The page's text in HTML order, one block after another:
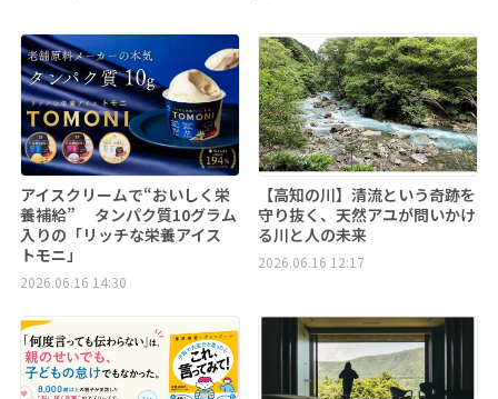
アイスクリームで“おいしく栄
養補給” タンパク質10グラム
入りの「リッチな栄養アイス
トモニ」
2026.06.16 14:30
【高知の川】清流という奇跡を
守り抜く、天然アユが問いかけ
る川と人の未来
2026.06.16 12:17